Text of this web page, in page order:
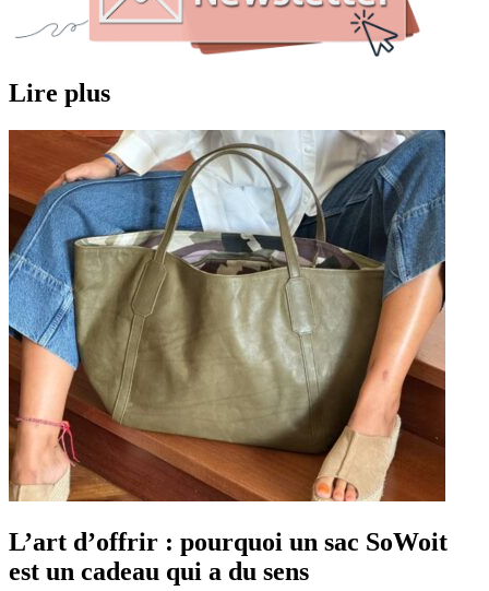
Lire plus
L’art d’offrir : pourquoi un sac SoWoit
est un cadeau qui a du sens